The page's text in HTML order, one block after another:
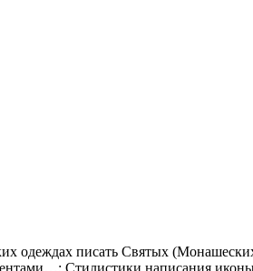
одеждах писать Святых
Стилистики написания